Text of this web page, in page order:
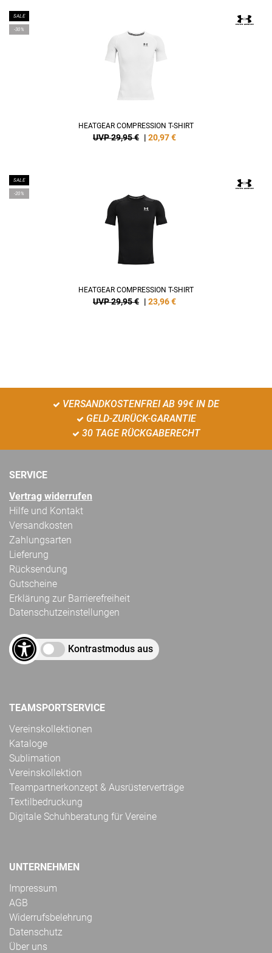
SALE
-30%
HEATGEAR COMPRESSION T-SHIRT
UVP 29,95 € | 20,97€
SALE
-20%
HEATGEAR COMPRESSION T-SHIRT
UVP 29,95 € | 23,96€
VERSANDKOSTENFREI AB 99€ IN DE
GELD-ZURÜCK-GARANTIE
30 TAGE RÜCKGABERECHT
SERVICE
Vertrag widerrufen
Hilfe und Kontakt
Versandkosten
Zahlungsarten
Lieferung
Rücksendung
Gutscheine
Erklärung zur Barrierefreiheit
Datenschutzeinstellungen
Kontrastmodus aus
TEAMSPORTSERVICE
Vereinskollektionen
Kataloge
Sublimation
Vereinskollektion
Teampartnerkonzept & Ausrüsterverträge
Textilbedruckung
Digitale Schuhberatung für Vereine
UNTERNEHMEN
Impressum
AGB
Widerrufsbelehrung
Datenschutz
Über uns